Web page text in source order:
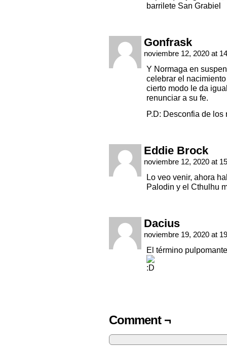
barrilete San Grabiel
Gonfrask
noviembre 12, 2020 at
Y Normaga en
celebrar el
cierto modo le da
renunciar a su fe.
P.D: Desconfia de
Eddie Brock
noviembre 12, 2020 at
Lo veo venir, ahora
Palodin y el Cthulhu
Dacius
noviembre 19, 2020 at
El término
Comment ¬